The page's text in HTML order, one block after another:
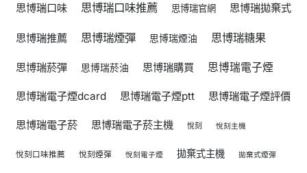
思博瑞口味 思博瑞口味推薦 思博瑞官網 思博瑞拋棄式
思博瑞推薦 思博瑞煙彈 思博瑞煙油 思博瑞糖果
思博瑞菸彈 思博瑞菸油 思博瑞購買 思博瑞電子煙
思博瑞電子煙dcard 思博瑞電子煙ptt 思博瑞電子煙評價
思博瑞電子菸 思博瑞電子菸主機 悅刻 悅刻主機
悅刻口味推薦 悅刻煙彈 悅刻電子煙 拋棄式主機 拋棄式煙彈